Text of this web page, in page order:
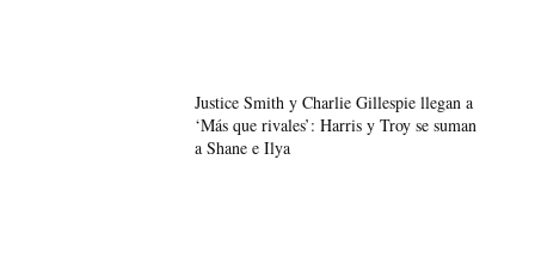
Justice Smith y Charlie Gillespie llegan a
‘Más que rivales’: Harris y Troy se suman
a Shane e Ilya